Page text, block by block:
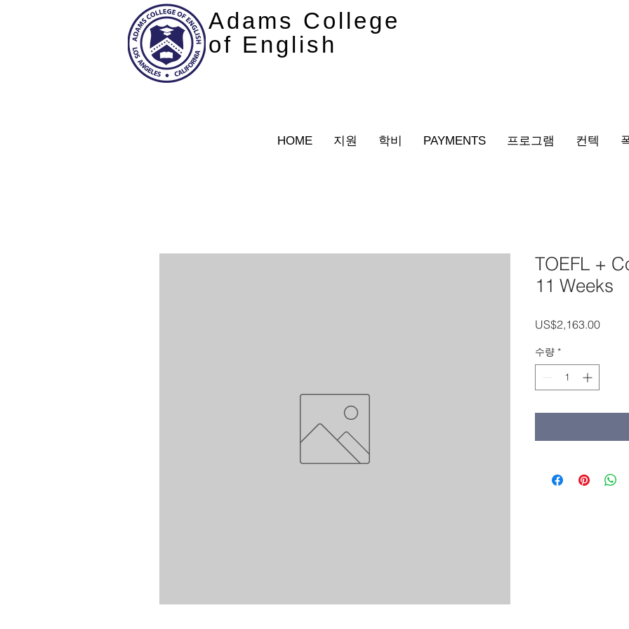
Adams College
of English
HOME 지원 학비 PAYMENTS 프로그램 컨텍
TOEFL +
11 Weeks
US$2,163.00가
수량 *